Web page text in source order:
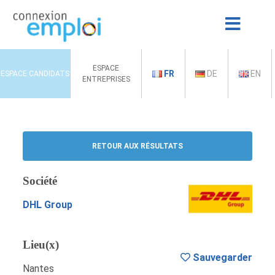
ESPACE CANDIDATS
ESPACE
ENTREPRISES
FR DE EN
RETOUR AUX RÉSULTATS
Société
DHL Group
Lieu(x)
Nantes
Sauvegarder